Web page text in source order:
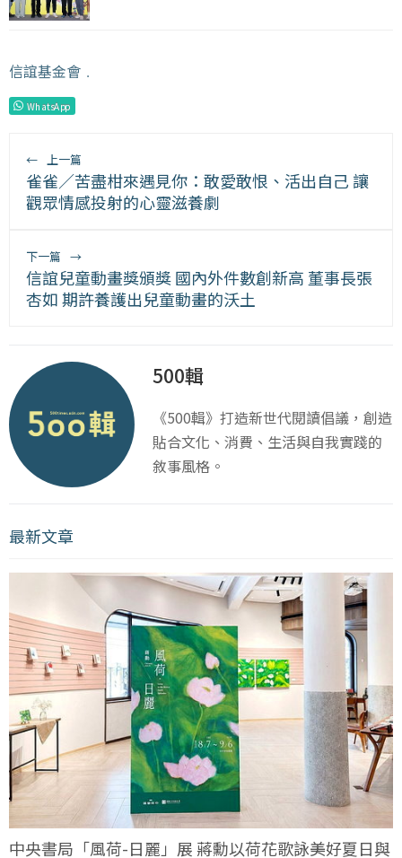
信誼基金會 ﹒
WhatsApp
← 上一篇
雀雀／苦盡柑來遇見你：敢愛敢恨、活出自己 讓
觀眾情感投射的心靈滋養劇
下一篇 →
信誼兒童動畫獎頒獎 國內外件數創新高 董事長張
杏如 期許養護出兒童動畫的沃土
500輯
《500輯》打造新世代閱讀倡議，創造
貼合文化、消費、生活與自我實踐的
敘事風格。
最新文章
中央書局「風荷-日麗」展 蔣勳以荷花歌詠美好夏日與